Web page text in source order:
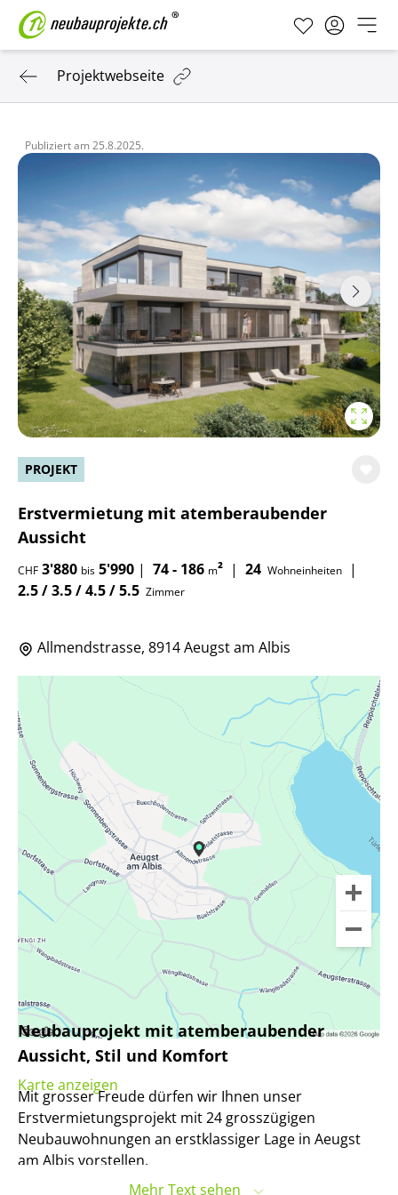
Projektwebseite
Publiziert am 25.8.2025.
PROJEKT
Erstvermietung mit atemberaubender
Aussicht
CHF 3'880 bis 5'990 | 74 - 186 m² | 24 Wohneinheiten
|
2.5 / 3.5 / 4.5 / 5.5 Zimmer
Allmendstrasse, 8914 Aeugst am Albis
Karte anzeigen
Neubauprojekt mit atemberaubender
Aussicht, Stil und Komfort
Mit grosser Freude dürfen wir Ihnen unser
Erstvermietungsprojekt mit 24 grosszügigen
Neubauwohnungen an erstklassiger Lage in Aeugst
am Albis vorstellen.
Mehr Text sehen